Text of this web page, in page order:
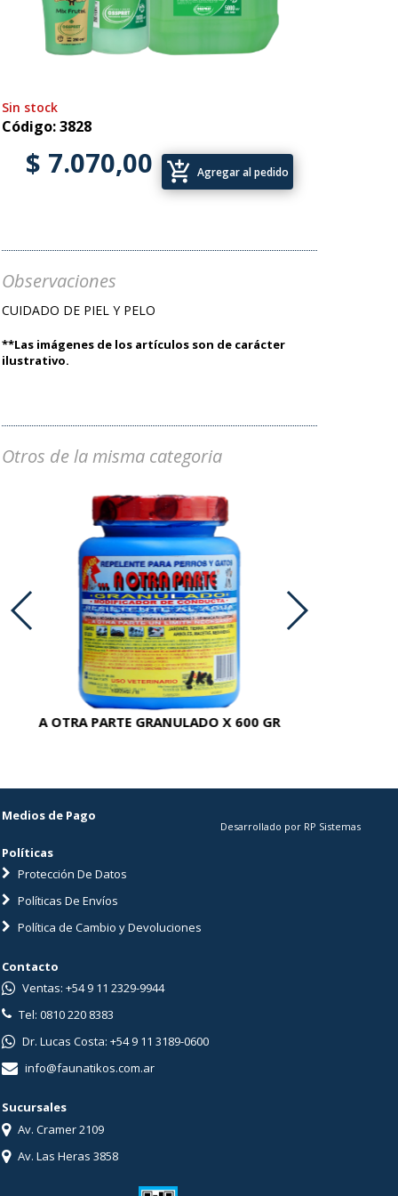
Sin stock
Código: 3828
$ 7.070,00 add_shopping_cart Agregar al pedido
Observaciones
CUIDADO DE PIEL Y PELO
**Las imágenes de los artículos son de carácter
ilustrativo.
Otros de la misma categoria
A OTRA PARTE GRANULADO X 600 GR
Medios de Pago
Políticas
Protección De Datos
Políticas De Envíos
Política de Cambio y Devoluciones
Desarrollado por RP Sistemas
Contacto
Ventas: +54 9 11 2329-9944
Tel: 0810 220 8383
Dr. Lucas Costa: +54 9 11 3189-0600
info@faunatikos.com.ar
Sucursales
Av. Cramer 2109
Av. Las Heras 3858